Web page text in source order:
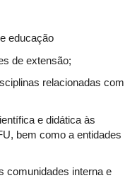
educação
de extensão;
relacionadas com
e didática às
bem como a entidades
comunidades interna e